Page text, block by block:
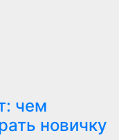
чем
новичку